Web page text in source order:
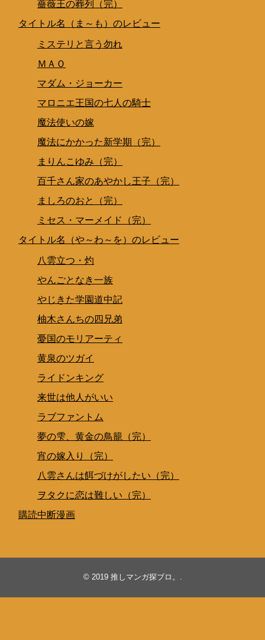
薔薇王の葬列（完）
タイトル名（ま～も）のレビュー
ミステリと言う勿れ
ＭＡＯ
マダム・ジョーカー
マロニエ王国の七人の騎士
魔法使いの嫁
魔法にかかった新学期（完）
まりんこゆみ（完）
百千さん家のあやかし王子（完）
ましろのおと（完）
ミセス・マーメイド（完）
タイトル名（や～わ～を）のレビュー
八雲立つ・灼
やんごとなき一族
やじきた学園道中記
柚木さんちの四兄弟
憂国のモリアーティ
黄泉のツガイ
ライドンキング
来世は他人がいい
ラブファントム
夢の雫、黄金の鳥籠（完）
宵の嫁入り（完）
八雲さんは餌づけがしたい（完）
ヲタクに恋は難しい（完）
購読中断漫画
© 2019 推しマンガ探ブロ。 .